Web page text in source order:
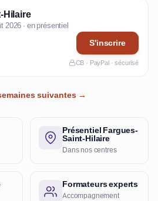
Hilaire
2026 · en présentiel
S'inscrire
CB · PayPal · sécurisé
suivantes →
Présentiel Fargues-
Saint-Hilaire
Dans nos centres
Formateurs experts
Accompagnement